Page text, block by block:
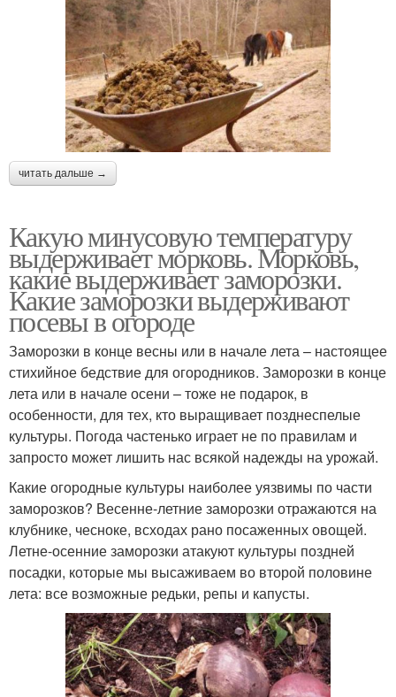
читать дальше →
Какую минусовую температуру
выдерживает морковь. Морковь,
какие выдерживает заморозки.
Какие заморозки выдерживают
посевы в огороде
Заморозки в конце весны или в начале лета – настоящее
стихийное бедствие для огородников. Заморозки в конце
лета или в начале осени – тоже не подарок, в
особенности, для тех, кто выращивает позднеспелые
культуры. Погода частенько играет не по правилам и
запросто может лишить нас всякой надежды на урожай.
Какие огородные культуры наиболее уязвимы по части
заморозков? Весенне-летние заморозки отражаются на
клубнике, чесноке, всходах рано посаженных овощей.
Летне-осенние заморозки атакуют культуры поздней
посадки, которые мы высаживаем во второй половине
лета: все возможные редьки, репы и капусты.